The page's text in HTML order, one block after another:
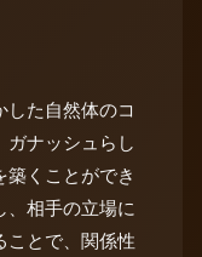
た自然体のコ
ガナッシュらし
くことができ
、相手の立場に
ことで、関係性